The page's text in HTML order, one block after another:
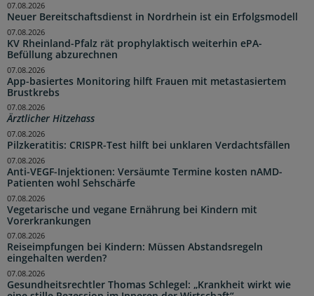
Neuer Bereitschaftsdienst in Nordrhein ist ein Erfolgsmodell
07.08.2026
KV Rheinland-Pfalz rät prophylaktisch weiterhin ePA-
Befüllung abzurechnen
07.08.2026
App-basiertes Monitoring hilft Frauen mit metastasiertem
Brustkrebs
07.08.2026
Ärztlicher Hitzehass
07.08.2026
Pilzkeratitis: CRISPR-Test hilft bei unklaren Verdachtsfällen
07.08.2026
Anti-VEGF-Injektionen: Versäumte Termine kosten nAMD-
Patienten wohl Sehschärfe
07.08.2026
Vegetarische und vegane Ernährung bei Kindern mit
Vorerkrankungen
07.08.2026
Reiseimpfungen bei Kindern: Müssen Abstandsregeln
eingehalten werden?
07.08.2026
Gesundheitsrechtler Thomas Schlegel: „Krankheit wirkt wie
07.08.2026